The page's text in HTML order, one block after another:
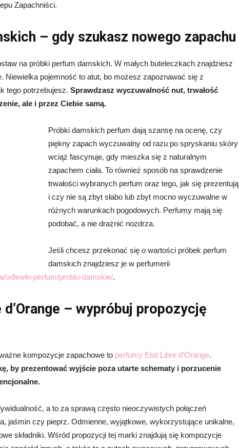
Zapachniści.
– gdy szukasz nowego zapachu
na próbki perfum damskich. W małych buteleczkach znajdziesz
Niewielka pojemność to atut, bo możesz zapoznawać się z
tego potrzebujesz. Sprawdzasz wyczuwalność nut, trwałość
ale i przez Ciebie samą.
Próbki damskich perfum dają szansę na ocenę, czy
piękny zapach wyczuwalny od razu po spryskaniu skóry
wciąż fascynuje, gdy mieszka się z naturalnym
zapachem ciała. To również sposób na sprawdzenie
trwałości wybranych perfum oraz tego, jak się prezentują
i czy nie są zbyt słabo lub zbyt mocno wyczuwalne w
różnych warunkach pogodowych. Perfumy mają się
podobać, a nie drażnić nozdrza.
Jeśli chcesz przekonać się o wartości próbek perfum
damskich znajdziesz je w perfumerii
odlewki-perfum/probki-damskie/.
– wypróbuj propozycję
kompozycje zapachowe to perfumy Etat Libre d’Orange.
by prezentować wyjście poza utarte schematy i porzucenie
a to za sprawą często nieoczywistych połączeń
jaśmin czy pieprz. Odmienne, wyjątkowe, wykorzystujące unikalne,
składniki. Wśród propozycji tej marki znajdują się kompozycje